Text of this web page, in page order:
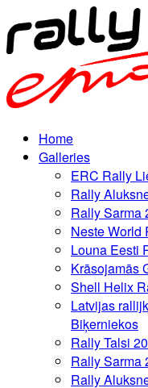
Home
Galleries
ERC Rally
Rally
Rally Sarma
Neste World
Louna Eesti
Krāsojamās
Shell Helix
Latvijas
Biķerniekos
Rally Talsi
Rally Sarma
Rally